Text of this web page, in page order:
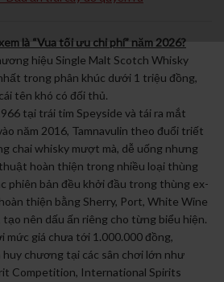
là “Vua tối ưu chi phí” năm 2026?
hiệu Single Malt Scotch Whisky
trong phân khúc dưới 1 triệu đồng,
tên khó có đối thủ.
tại trái tim Speyside và tái ra mắt
năm 2016, Tamnavulin theo đuổi triết
chai whisky mượt mà, dễ uống nhưng
hoàn thiện trong nhiều loại thùng
phiên bản đều khởi đầu trong thùng ex-
thiện bằng Sherry, Port, White Wine
tạo nên dấu ấn riêng cho từng biểu hiện.
mức giá chưa tới 1.000.000 đồng,
huy chương tại các sân chơi lớn như
Competition, International Spirits